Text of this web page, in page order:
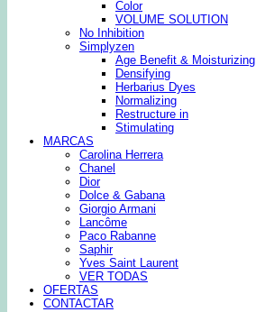
Color
VOLUME SOLUTION
No Inhibition
Simplyzen
Age Benefit & Moisturizing
Densifying
Herbarius Dyes
Normalizing
Restructure in
Stimulating
MARCAS
Carolina Herrera
Chanel
Dior
Dolce & Gabana
Giorgio Armani
Lancôme
Paco Rabanne
Saphir
Yves Saint Laurent
VER TODAS
OFERTAS
CONTACTAR